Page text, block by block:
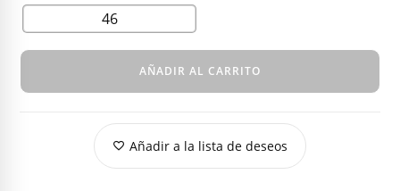
46
AÑADIR AL CARRITO
Añadir a la lista de deseos